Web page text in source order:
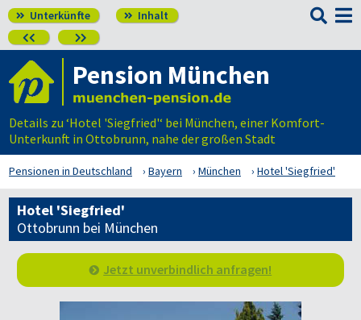
 Unterkünfte  Inhalt
 

Pension München
Details zu ‘Hotel 'Siegfried'‘ bei München, einer Komfort-
Unterkunft in Ottobrunn, nahe der großen Stadt
Pensionen in Deutschland Bayern München Hotel 'Siegfried'
Hotel 'Siegfried'
Ottobrunn bei München
Jetzt unverbindlich anfragen!